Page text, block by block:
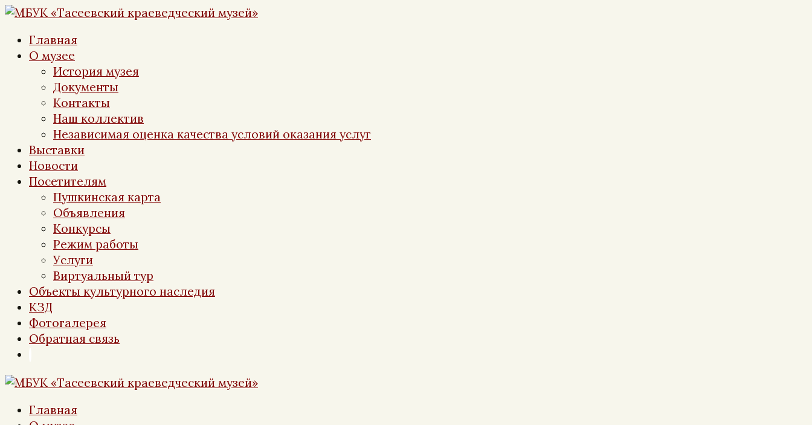
Перейти
контенту
Главная
О музее
История музея
Документы
Контакты
Наш коллектив
Независимая оценка качества условий оказания услуг
Выставки
Новости
Посетителям
Пушкинская карта
Объявления
Конкурсы
Режим работы
Услуги
Виртуальный тур
Объекты культурного наследия
КЗД
Фотогалерея
Обратная связь
Главная